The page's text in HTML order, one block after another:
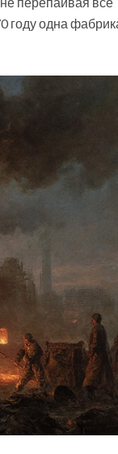
году одна